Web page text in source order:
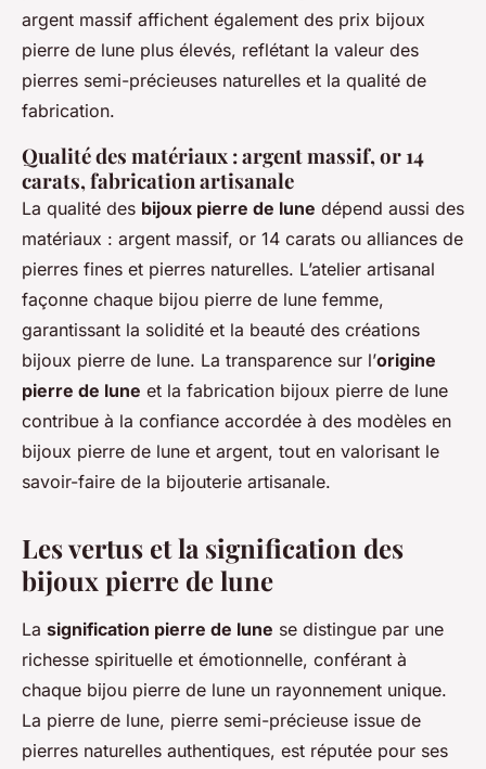
argent massif affichent également des prix bijoux
pierre de lune plus élevés, reflétant la valeur des
pierres semi-précieuses naturelles et la qualité de
fabrication.
Qualité des matériaux : argent massif, or 14
carats, fabrication artisanale
La qualité des bijoux pierre de lune dépend aussi des
matériaux : argent massif, or 14 carats ou alliances de
pierres fines et pierres naturelles. L’atelier artisanal
façonne chaque bijou pierre de lune femme,
garantissant la solidité et la beauté des créations
bijoux pierre de lune. La transparence sur l’origine
pierre de lune et la fabrication bijoux pierre de lune
contribue à la confiance accordée à des modèles en
bijoux pierre de lune et argent, tout en valorisant le
savoir-faire de la bijouterie artisanale.
Les vertus et la signification des
bijoux pierre de lune
La signification pierre de lune se distingue par une
richesse spirituelle et émotionnelle, conférant à
chaque bijou pierre de lune un rayonnement unique.
La pierre de lune, pierre semi-précieuse issue de
pierres naturelles authentiques, est réputée pour ses